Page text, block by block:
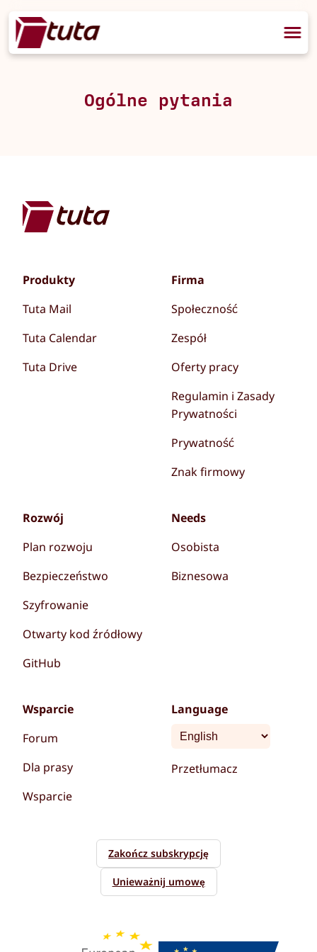
Ogólne pytania
Produkty
Tuta Mail
Tuta Calendar
Tuta Drive
Firma
Społeczność
Zespół
Oferty pracy
Regulamin i Zasady
Prywatności
Prywatność
Znak firmowy
Rozwój
Plan rozwoju
Bezpieczeństwo
Szyfrowanie
Otwarty kod źródłowy
GitHub
Needs
Osobista
Biznesowa
Wsparcie
Forum
Dla prasy
Wsparcie
Language
Przetłumacz
Zakończ subskrypcję
Unieważnij umowę